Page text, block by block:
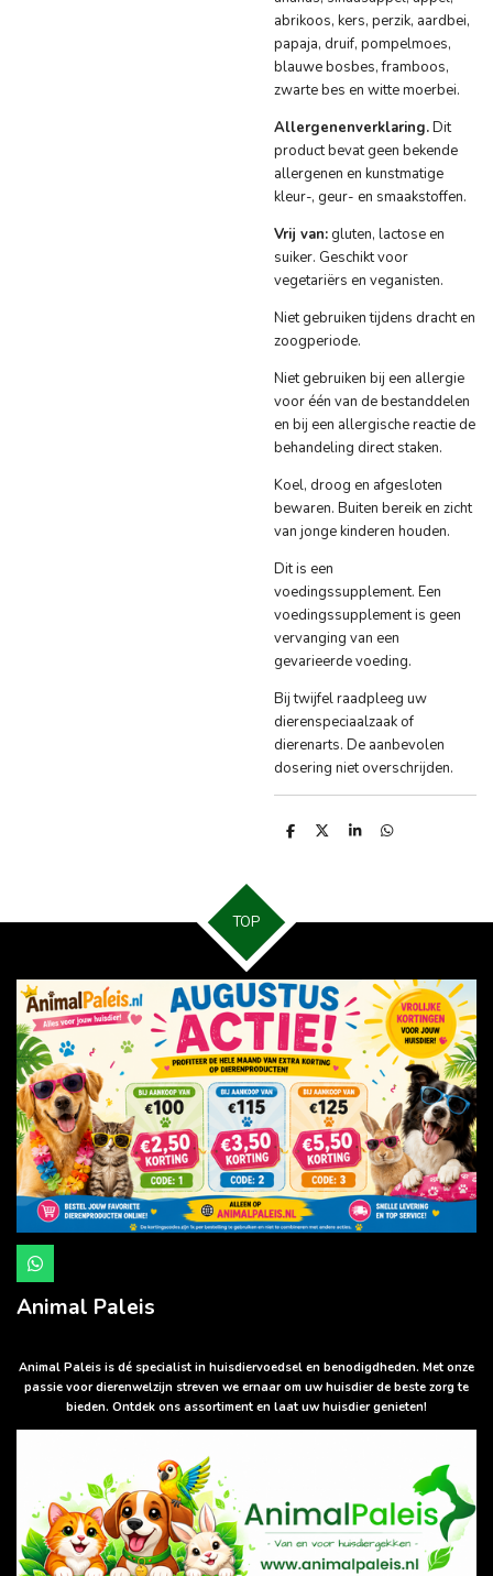
abrikoos, kers, perzik, aardbei,
papaja, druif, pompelmoes,
blauwe bosbes, framboos,
zwarte bes en witte moerbei.
Allergenenverklaring.Dit
product bevat geen bekende
allergenen en kunstmatige
kleur-, geur- en smaakstoffen.
Vrij van: gluten, lactose en
suiker. Geschikt voor
vegetariërs en veganisten.
Niet gebruiken tijdens dracht en
zoogperiode.
Niet gebruiken bij een allergie
voor één van de bestanddelen
en bij een allergische reactie de
behandeling direct staken.
Koel, droog en afgesloten
bewaren. Buiten bereik en zicht
van jonge kinderen houden.
Dit is een
voedingssupplement. Een
voedingssupplement is geen
vervanging van een
gevarieerde voeding.
Bij twijfel raadpleeg uw
dierenspeciaalzaak of
dierenarts. De aanbevolen
dosering niet overschrijden.
D
D
S
D
TOP
W
h
a
t
p
p
Animal Paleis
Animal Paleis is dé specialist in huisdiervoedsel en benodigdheden. Met onze
passie voor dierenwelzijn streven we ernaar om uw huisdier de beste zorg te
bieden. Ontdek ons assortiment en laat uw huisdier genieten!